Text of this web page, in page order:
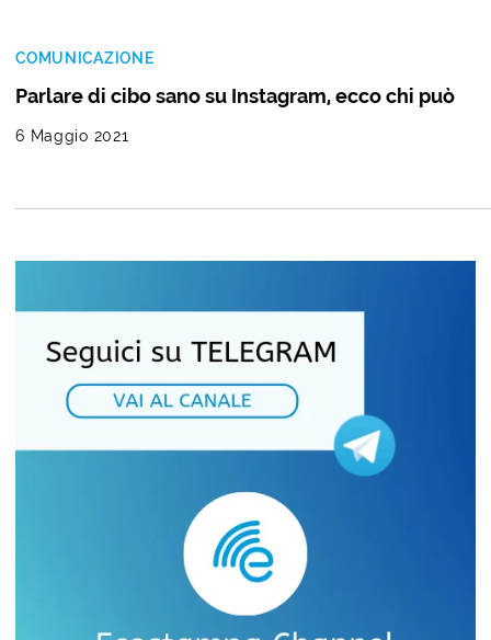
COMUNICAZIONE
Parlare di cibo sano su Instagram, ecco chi può
6 Maggio 2021